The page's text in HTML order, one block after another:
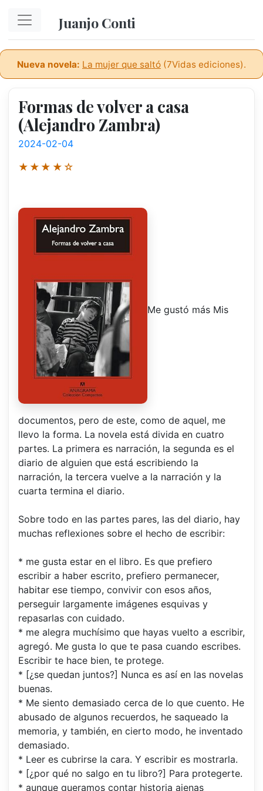
Juanjo Conti
Nueva novela: La mujer que saltó (7Vidas ediciones).
Formas de volver a casa
(Alejandro Zambra)
2024-02-04
★★★★☆
Me gustó más Mis
documentos, pero de este, como de aquel, me
llevo la forma. La novela está divida en cuatro
partes. La primera es narración, la segunda es el
diario de alguien que está escribiendo la
narración, la tercera vuelve a la narración y la
cuarta termina el diario.
Sobre todo en las partes pares, las del diario, hay
muchas reflexiones sobre el hecho de escribir:
* me gusta estar en el libro. Es que prefiero
escribir a haber escrito, prefiero permanecer,
habitar ese tiempo, convivir con esos años,
perseguir largamente imágenes esquivas y
repasarlas con cuidado.
* me alegra muchísimo que hayas vuelto a escribir,
agregó. Me gusta lo que te pasa cuando escribes.
Escribir te hace bien, te protege.
* [¿se quedan juntos?] Nunca es así en las novelas
buenas.
* Me siento demasiado cerca de lo que cuento. He
abusado de algunos recuerdos, he saqueado la
memoria, y también, en cierto modo, he inventado
demasiado.
* Leer es cubrirse la cara. Y escribir es mostrarla.
* [¿por qué no salgo en tu libro?] Para protegerte.
* aunque queramos contar historia ajenas